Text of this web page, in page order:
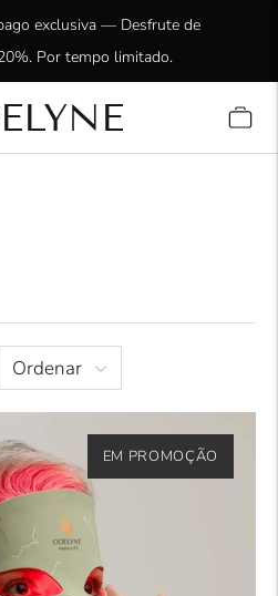
radiantes! Obrigado por
exclusiva — Desfrute de
Por tempo limitado.
Ordenar
EM PROMOÇÃO